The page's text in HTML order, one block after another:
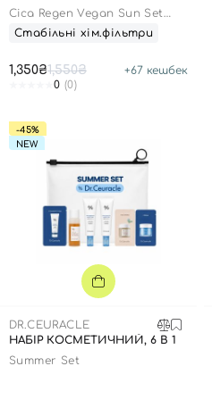
Cica Regen Vegan Sun Set
DUO
Стабільні хім.фільтри
1,350₴1,550₴ +67 кешбек
0 (0)
-45%
NEW
DR.CEURACLE
НАБІР КОСМЕТИЧНИЙ, 6 В 1
Summer Set